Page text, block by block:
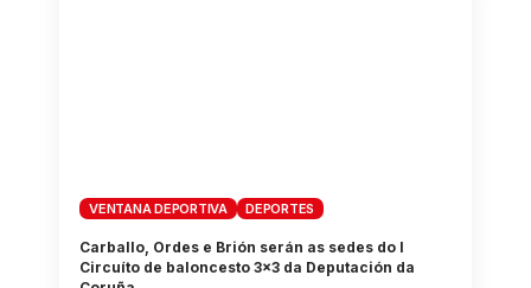
VENTANA DEPORTIVA DEPORTES
Carballo, Ordes e Brión serán as sedes do I
Circuíto de baloncesto 3×3 da Deputación da